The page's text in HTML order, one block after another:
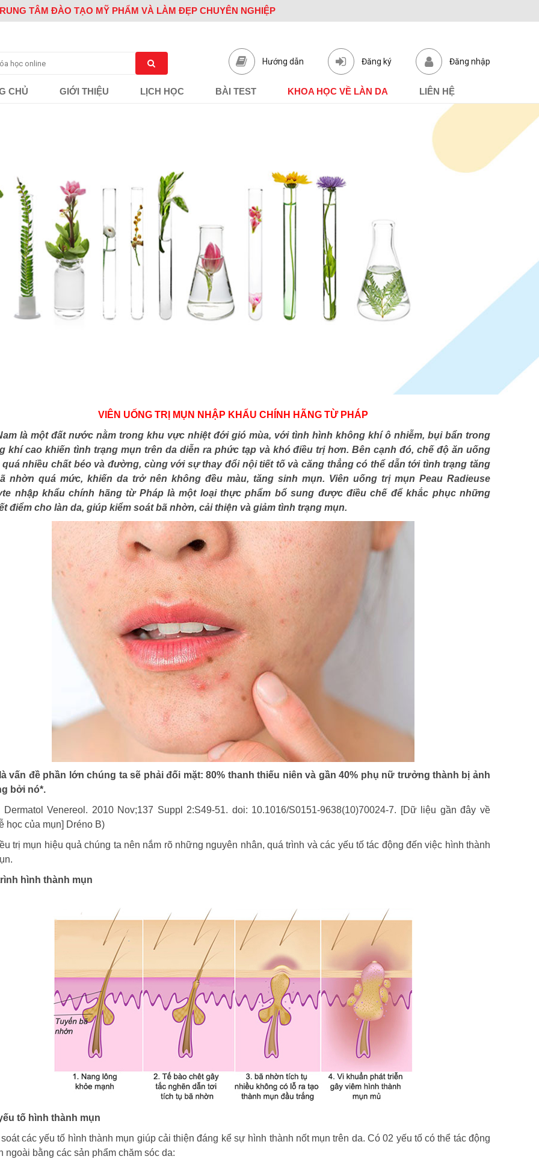
TÂM ĐÀO TẠO MỸ PHẨM VÀ LÀM ĐẸP CHUYÊN NGHIỆP
Hướng dẫn Đăng ký Đăng nhập
CHỦ GIỚI THIỆU LỊCH HỌC BÀI TEST KHOA HỌC VỀ LÀN DA LIÊN HỆ
VIÊN UỐNG TRỊ MỤN NHẬP KHẨU CHÍNH HÃNG TỪ PHÁP
là một đất nước nằm trong khu vực nhiệt đới gió mùa, với tình hình không khí ô nhiễm, bụi bẩn trong
khí cao khiến tình trạng mụn trên da diễn ra phức tạp và khó điều trị hơn. Bên cạnh đó, chế độ ăn uống
nhiều chất béo và đường, cùng với sự thay đổi nội tiết tố và căng thẳng có thể dẫn tới tình trạng tăng
nhờn quá mức, khiến da trở nên không đều màu, tăng sinh mụn. Viên uống trị mụn Peau Radieuse
nhập khẩu chính hãng từ Pháp là một loại thực phẩm bổ sung được điều chế để khắc phục những
điểm cho làn da, giúp kiểm soát bã nhờn, cải thiện và giảm tình trạng mụn.
vấn đề phần lớn chúng ta sẽ phải đối mặt: 80% thanh thiếu niên và gần 40% phụ nữ trưởng thành bị ảnh
bởi nó*.
Dermatol Venereol. 2010 Nov;137 Suppl 2:S49-51. doi: 10.1016/S0151-9638(10)70024-7. [Dữ liệu gần đây về
học của mụn] Dréno B)
trị mụn hiệu quả chúng ta nên nắm rõ những nguyên nhân, quá trình và các yếu tố tác động đến việc hình thành
hình thành mụn
tố hình thành mụn
các yếu tố hình thành mụn giúp cải thiện đáng kể sự hình thành nốt mụn trên da. Có 02 yếu tố có thể tác động
ngoài bằng các sản phẩm chăm sóc da: